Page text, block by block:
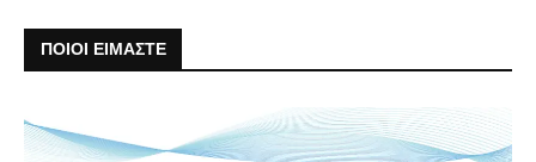
ΠΟΙΟΙ ΕΙΜΑΣΤΕ